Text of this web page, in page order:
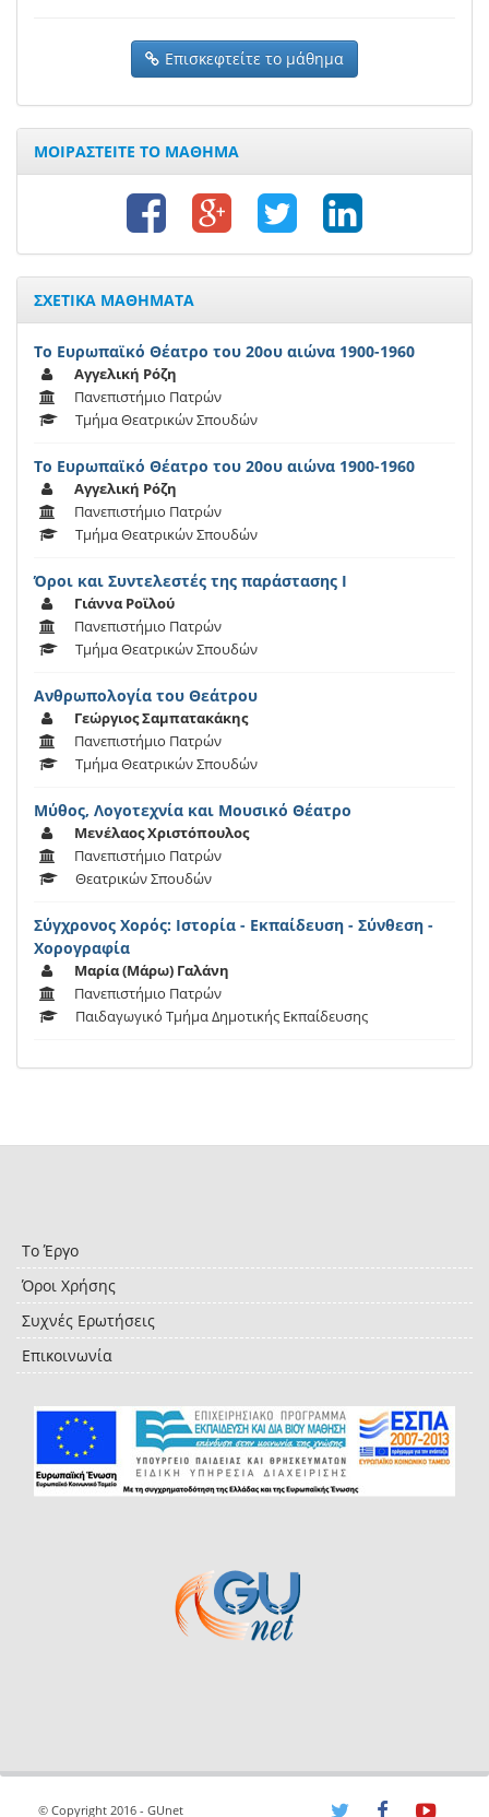
Επισκεφτείτε το μάθημα
ΜΟΙΡΑΣΤΕΙΤΕ ΤΟ ΜΑΘΗΜΑ
ΣΧΕΤΙΚΑ ΜΑΘΗΜΑΤΑ
Το Ευρωπαϊκό Θέατρο του 20ου αιώνα 1900-1960
Αγγελική Ρόζη
Πανεπιστήμιο Πατρών
Τμήμα Θεατρικών Σπουδών
Το Ευρωπαϊκό Θέατρο του 20ου αιώνα 1900-1960
Αγγελική Ρόζη
Πανεπιστήμιο Πατρών
Τμήμα Θεατρικών Σπουδών
Όροι και Συντελεστές της παράστασης Ι
Γιάννα Ροϊλού
Πανεπιστήμιο Πατρών
Τμήμα Θεατρικών Σπουδών
Ανθρωπολογία του Θεάτρου
Γεώργιος Σαμπατακάκης
Πανεπιστήμιο Πατρών
Τμήμα Θεατρικών Σπουδών
Μύθος, Λογοτεχνία και Μουσικό Θέατρο
Μενέλαος Χριστόπουλος
Πανεπιστήμιο Πατρών
Θεατρικών Σπουδών
Σύγχρονος Χορός: Ιστορία - Εκπαίδευση - Σύνθεση -
Χορογραφία
Μαρία (Μάρω) Γαλάνη
Πανεπιστήμιο Πατρών
Παιδαγωγικό Τμήμα Δημοτικής Εκπαίδευσης
Το Έργο
Όροι Χρήσης
Συχνές Ερωτήσεις
Επικοινωνία
© Copyright 2016 - GUnet